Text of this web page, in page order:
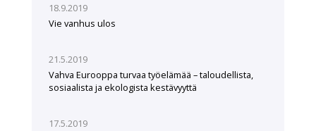
18.9.2019
Vie vanhus ulos
21.5.2019
Vahva Eurooppa turvaa työelämää – taloudellista,
sosiaalista ja ekologista kestävyyttä
17.5.2019